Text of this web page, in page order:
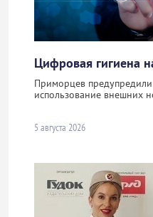
Цифровая гигиена
Приморцев
использование внешних
5 августа 2026